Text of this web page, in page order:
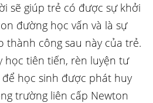
sẽ giúp trẻ có được sự khởi
đường học vấn và là sự
thành công sau này của trẻ.
học tiên tiến, rèn luyện tư
học sinh được phát huy
trường liên cấp Newton